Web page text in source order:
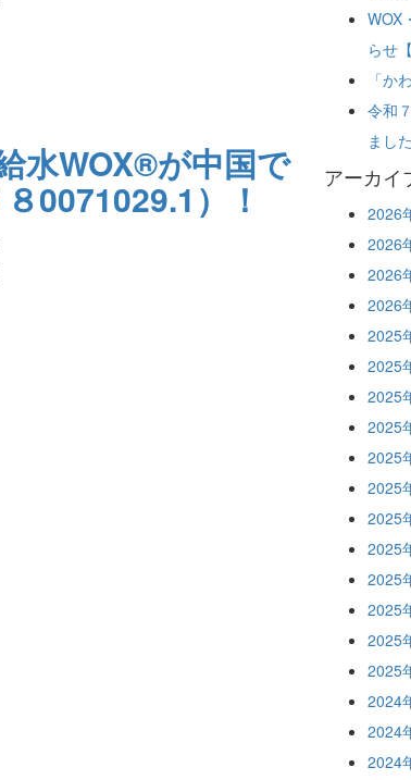
水WOX®が中国で
0071029.1）！
WOX
らせ
「か
令和
ました
アーカイ
2026
2026
2026
2026
2025
2025
2025
2025
2025
2025
2025
2025
2025
2025
2025
2025
2024
2024
2024